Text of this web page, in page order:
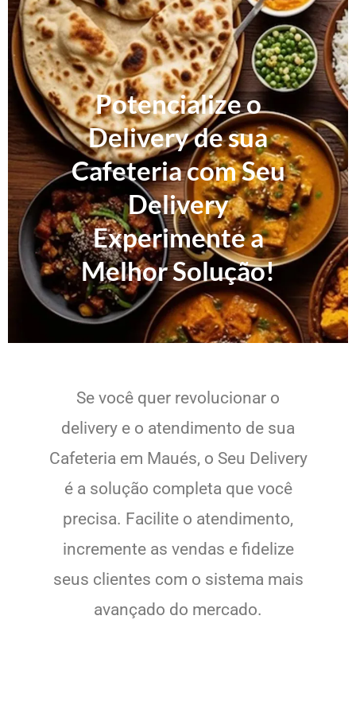
Potencialize o
Delivery de sua
Cafeteria com Seu
Delivery
Experimente a
Melhor Solução!
Se você quer revolucionar o
delivery e o atendimento de sua
Cafeteria em Maués, o Seu Delivery
é a solução completa que você
precisa. Facilite o atendimento,
incremente as vendas e fidelize
seus clientes com o sistema mais
avançado do mercado.